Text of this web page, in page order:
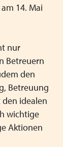
14. Mai
nur
Betreuern
den
Betreuung
idealen
wichtige
Aktionen